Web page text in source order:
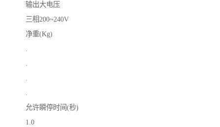
输出大电压
三相200~240V
净重(Kg)
.
.
.
.
允许瞬停时间(秒)
1.0